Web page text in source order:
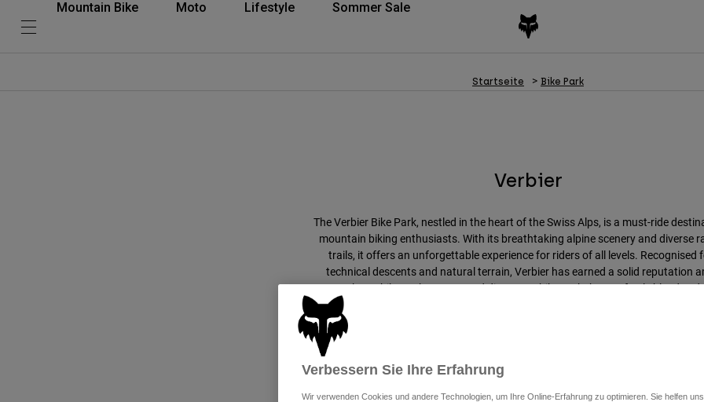
Mountain Bike Moto Lifestyle Sommer Sale
Startseite Bike Park
Verbier
The Verbier Bike Park, nestled in the heart of the Swiss Alps, is a must-ride
mountain biking enthusiasts. With its breathtaking alpine scenery and diverse
trails, it offers an unforgettable experience for riders of all levels. Recognised
technical descents and natural terrain, Verbier has earned a solid reputation
Europe’s top bike parks. Come and discover a bike park that perfectly blends
and alpine beauty while respecting the pristine environment that surrounds
Verbessern Sie Ihre Erfahrung
Wir verwenden Cookies und andere Technologien, um Ihre Online-Erfahrung zu optimieren. Sie helfen